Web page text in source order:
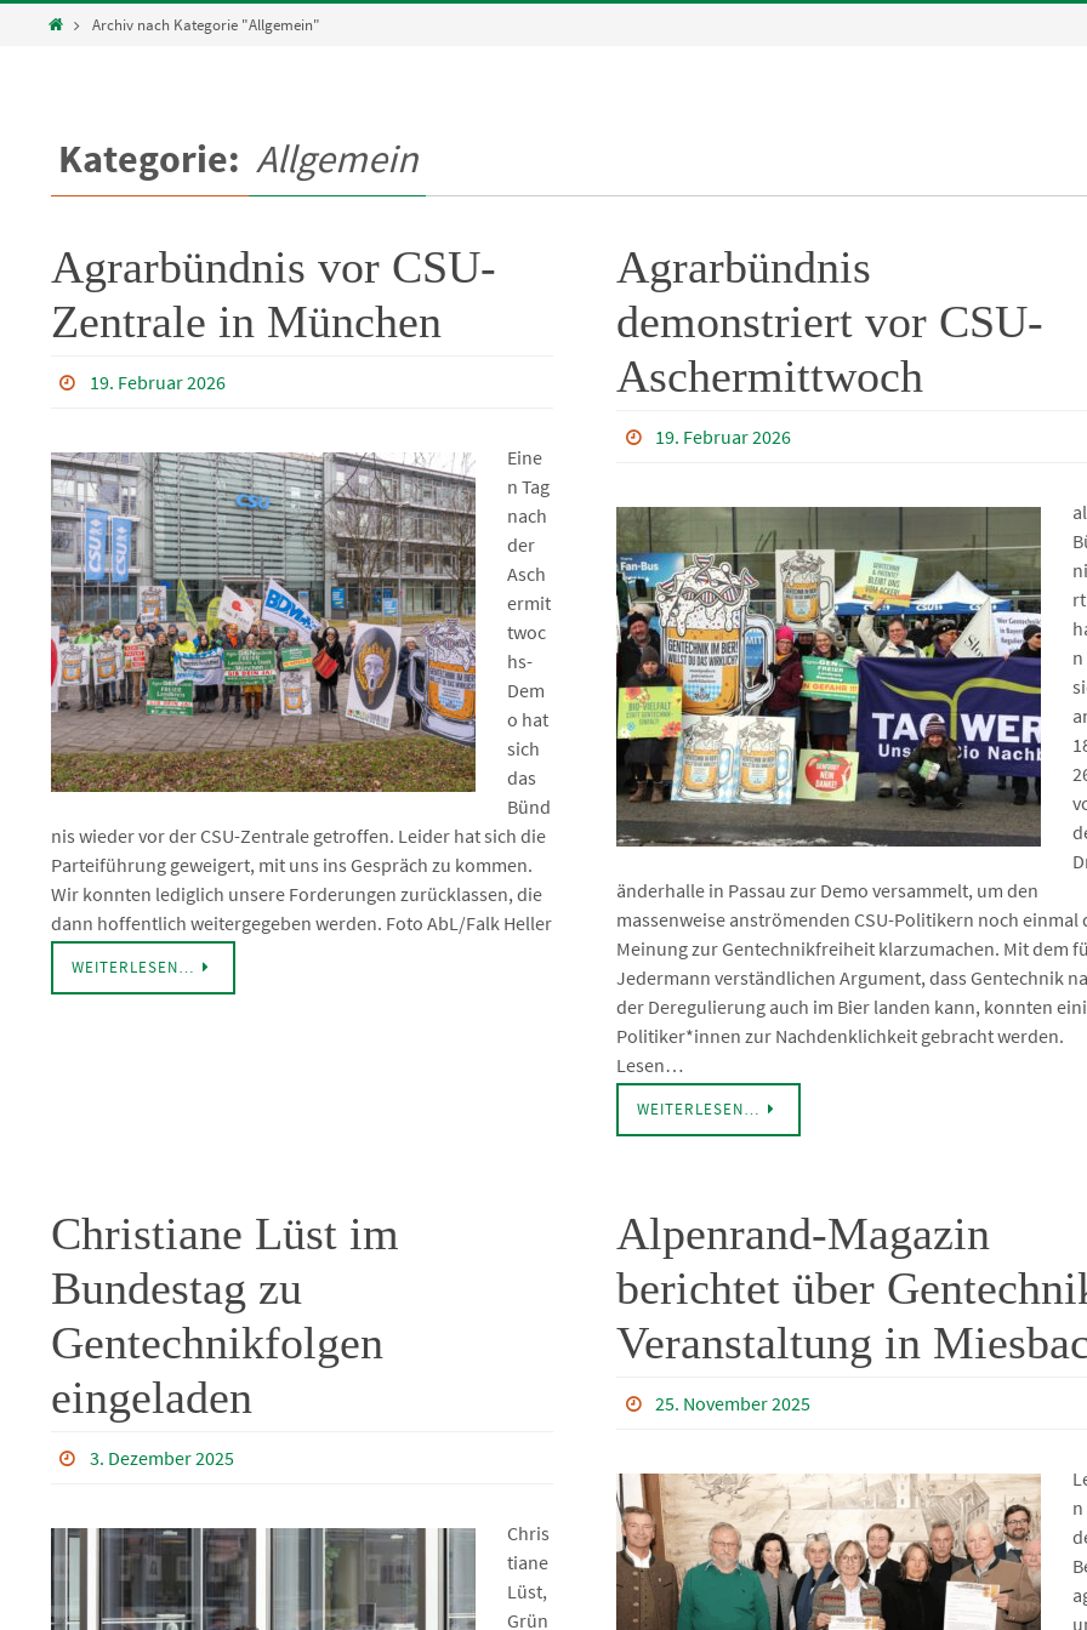
HomeArchiv nach Kategorie "Allgemein"
Kategorie: Allgemein
Agrarbündnis vor CSU-
Zentrale in München
19. Februar 2026
Eine
n Tag
nach
der
Asch
ermit
twoc
hs-
Dem
o hat
sich
das
Bünd
nis wieder vor der CSU-Zentrale getroffen. Leider hat sich die
Parteiführung geweigert, mit uns ins Gespräch zu kommen.
Wir konnten lediglich unsere Forderungen zurücklassen, die
dann hoffentlich weitergegeben werden. Foto AbL/Falk Heller
WEITERLESEN…
Agrarbündnis
demonstriert vor CSU-
Aschermittwoch
19. Februar 2026
n
änderhalle in Passau zur Demo versammelt, um den
massenweise anströmenden CSU-Politikern noch einmal
Meinung zur Gentechnikfreiheit klarzumachen. Mit dem
Jedermann verständlichen Argument, dass Gentechnik
der Deregulierung auch im Bier landen kann, konnten
Politiker*innen zur Nachdenklichkeit gebracht werden.
Lesen…
WEITERLESEN…
Christiane Lüst im
Bundestag zu
Gentechnikfolgen
eingeladen
3. Dezember 2025
Chris
tiane
Lüst,
Grün
Alpenrand-Magazin
berichtet über
Veranstaltung in
25. November 2025